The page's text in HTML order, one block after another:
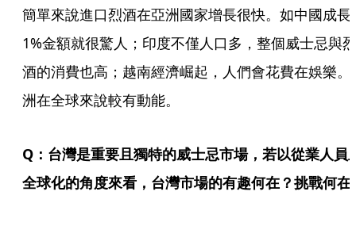
簡單來說進口烈酒在亞洲國家增長很快。如中國成長
1%金額就很驚人；印度不僅人口多，整個威士忌與烈
酒的消費也高；越南經濟崛起，人們會花費在娛樂。
洲在全球來說較有動能。
Q：台灣是重要且獨特的威士忌市場，若以從業人員
全球化的角度來看，台灣市場的有趣何在？挑戰何在